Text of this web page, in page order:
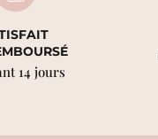
14 jours